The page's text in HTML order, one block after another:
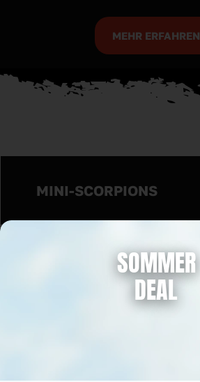
MEHR ERFAHREN
MINI-SCORPIONS
SOMMER
DEAL